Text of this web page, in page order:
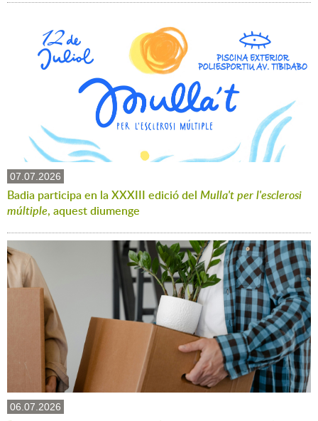
07.07.2026
Badia participa en la XXXIII edició del Mulla't per l'esclerosi
múltiple, aquest diumenge
06.07.2026